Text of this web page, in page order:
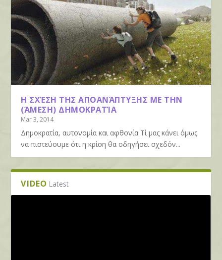
Η ΣΧΈΣΗ ΤΗΣ ΑΠΟΑΝΆΠΤΥΞΗΣ ΜΕ ΤΗΝ
(ΆΜΕΣΗ) ΔΗΜΟΚΡΑΤΊΑ
Mar 3, 2014
Δημοκρατία, αυτονομία και αφθονία Τί μας κάνει όμως
να πιστεύουμε ότι η κρίση θα οδηγήσει σχεδόν...
VIDEO Latest